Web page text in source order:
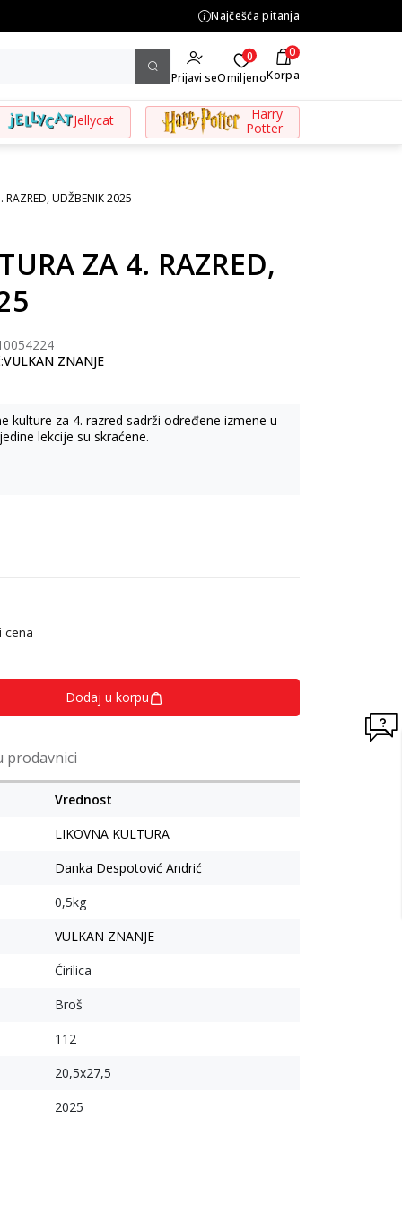
Najčešća pitanja
Prijavi se
0
Omiljeno
0
Korpa
Jellycat
Harry
Potter
RAZRED, UDŽBENIK 2025
ZA 4. RAZRED,
VULKAN ZNANJE
kulture za 4. razred sadrži određene izmene u
lekcije su skraćene.
za realizaciju pojedinih zadataka, kartonski
glavnih spomenika prirode, spomenika kulture,
cena
Dodaj u korpu
prodavnici
Vrednost
LIKOVNA KULTURA
Danka Despotović Andrić
0,5kg
VULKAN ZNANJE
Ćirilica
Broš
112
20,5x27,5
2025